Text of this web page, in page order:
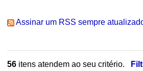
Assinar um RSS sempre
56itens atendem ao seu critério.